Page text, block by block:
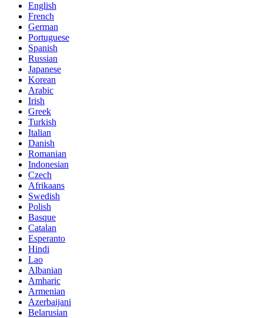
English
French
German
Portuguese
Spanish
Russian
Japanese
Korean
Arabic
Irish
Greek
Turkish
Italian
Danish
Romanian
Indonesian
Czech
Afrikaans
Swedish
Polish
Basque
Catalan
Esperanto
Hindi
Lao
Albanian
Amharic
Armenian
Azerbaijani
Belarusian